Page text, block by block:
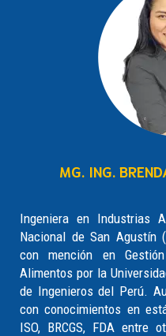
MG. ING.
Ingeniera en Industrias
Nacional de San Agustín
con mención en
Alimentos por la
de Ingenieros del Perú.
con conocimientos en
ISO, BRCGS, FDA entre